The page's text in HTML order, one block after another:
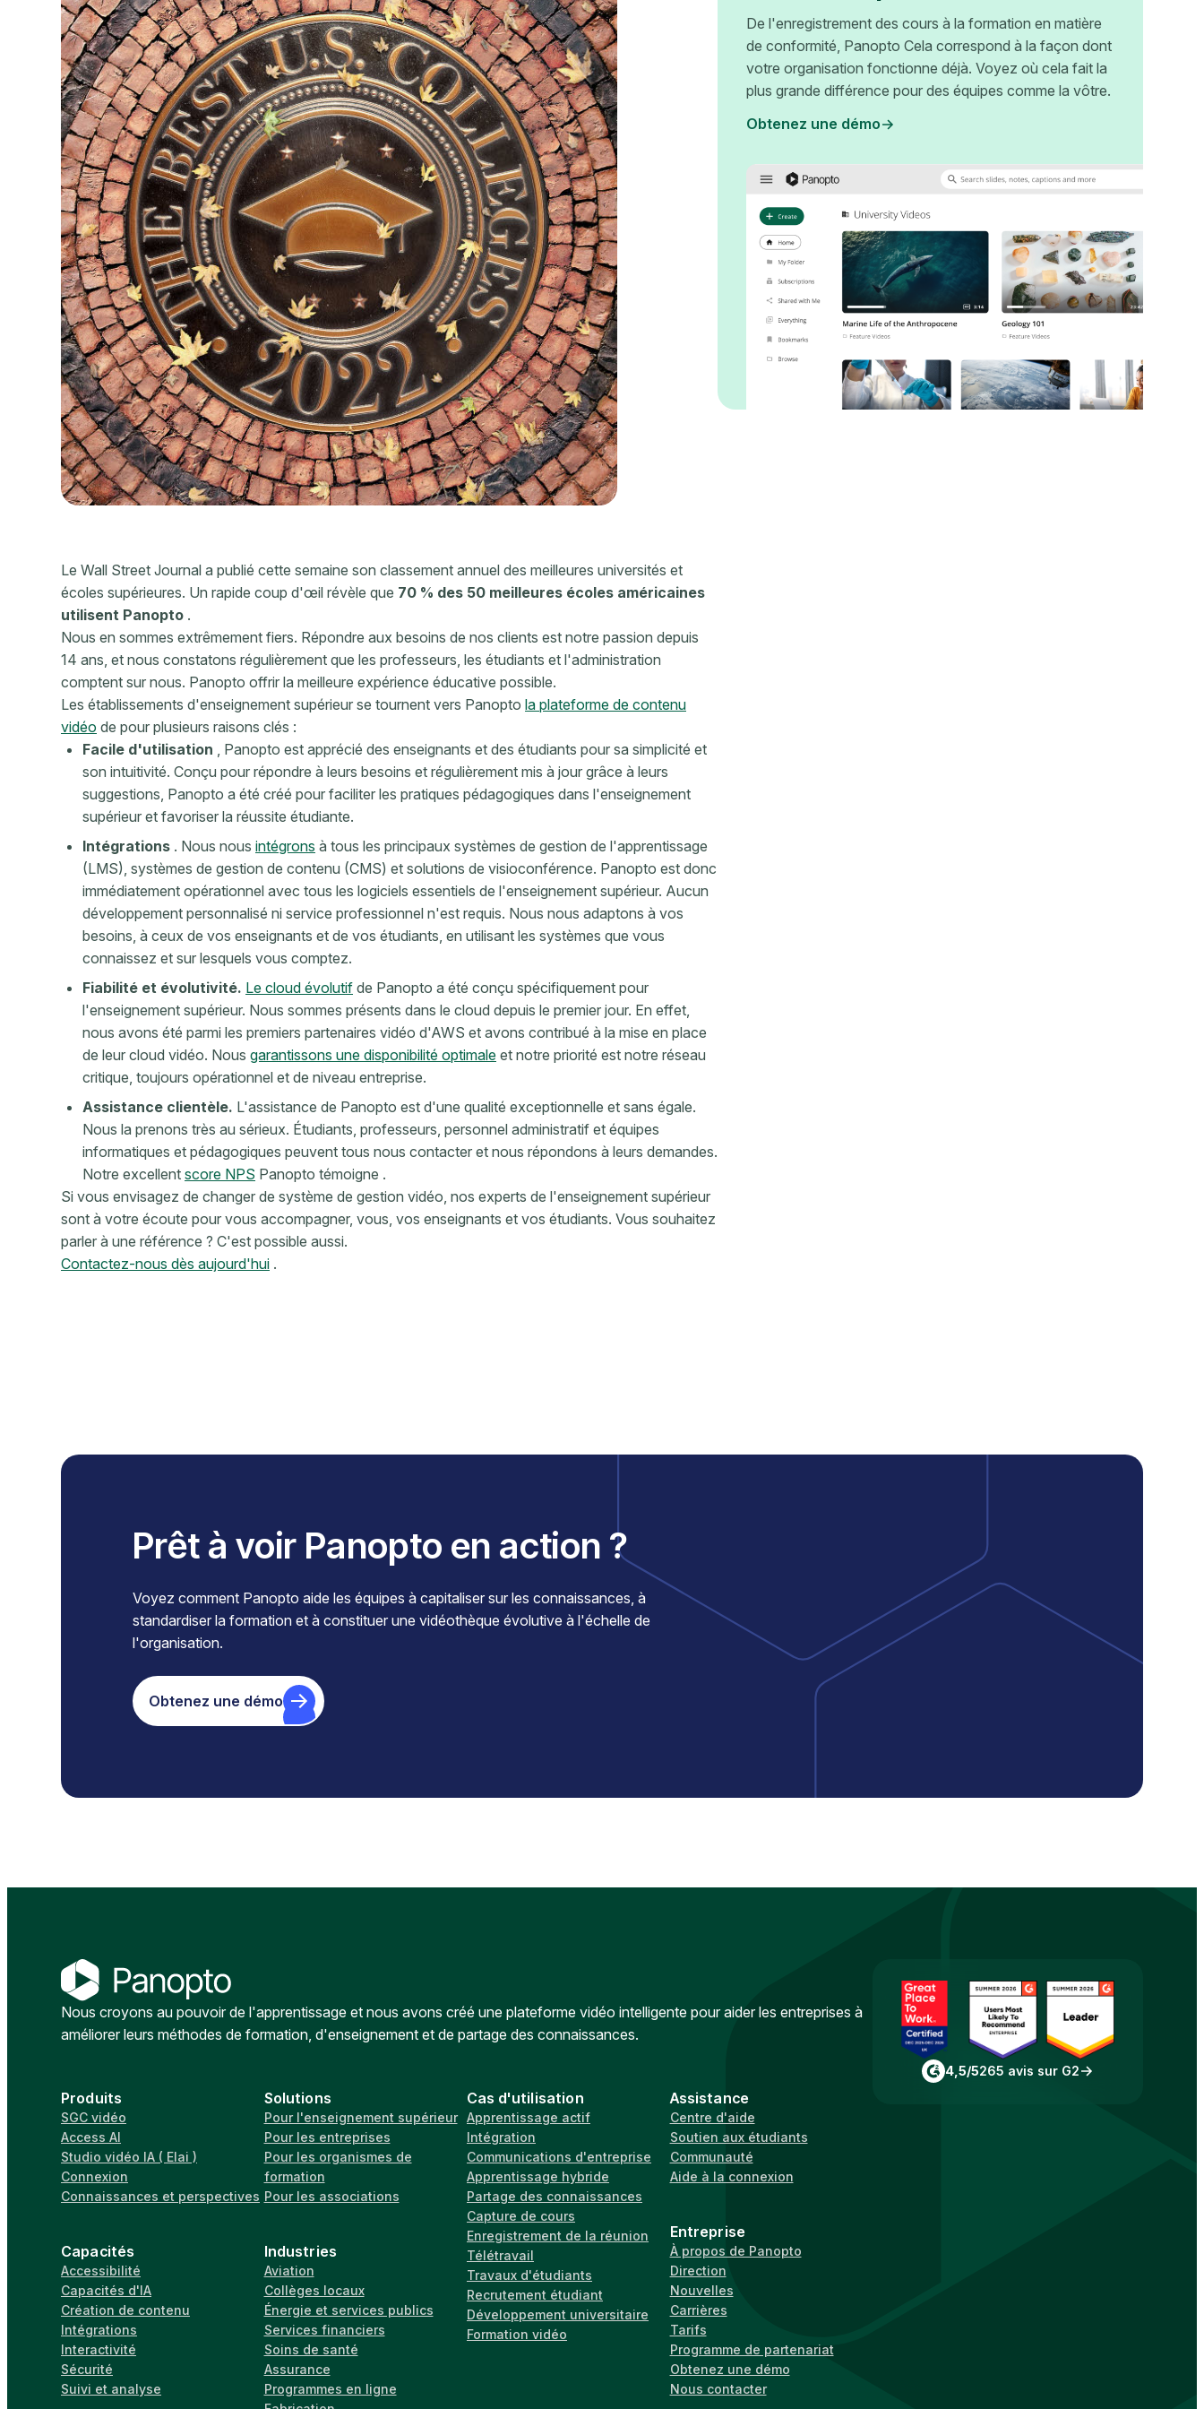
Le Wall Street Journal a publié cette semaine son classement annuel des meilleures universités et
écoles supérieures. Un rapide coup d'œil révèle que 70 % des 50 meilleures écoles américaines
utilisent Panopto .
Nous en sommes extrêmement fiers. Répondre aux besoins de nos clients est notre passion depuis
14 ans, et nous constatons régulièrement que les professeurs, les étudiants et l'administration
comptent sur nous. Panopto offrir la meilleure expérience éducative possible.
Les établissements d'enseignement supérieur se tournent vers Panopto la plateforme de contenu
vidéo de pour plusieurs raisons clés :
Facile d'utilisation , Panopto est apprécié des enseignants et des étudiants pour sa simplicité et
son intuitivité. Conçu pour répondre à leurs besoins et régulièrement mis à jour grâce à leurs
suggestions, Panopto a été créé pour faciliter les pratiques pédagogiques dans l'enseignement
supérieur et favoriser la réussite étudiante.
Intégrations . Nous nous intégrons à tous les principaux systèmes de gestion de l'apprentissage
(LMS), systèmes de gestion de contenu (CMS) et solutions de visioconférence. Panopto est donc
immédiatement opérationnel avec tous les logiciels essentiels de l'enseignement supérieur. Aucun
développement personnalisé ni service professionnel n'est requis. Nous nous adaptons à vos
besoins, à ceux de vos enseignants et de vos étudiants, en utilisant les systèmes que vous
connaissez et sur lesquels vous comptez.
Fiabilité et évolutivité. Le cloud évolutif de Panopto a été conçu spécifiquement pour
l'enseignement supérieur. Nous sommes présents dans le cloud depuis le premier jour. En effet,
nous avons été parmi les premiers partenaires vidéo d'AWS et avons contribué à la mise en place
de leur cloud vidéo. Nous garantissons une disponibilité optimale et notre priorité est notre réseau
critique, toujours opérationnel et de niveau entreprise.
Assistance clientèle. L'assistance de Panopto est d'une qualité exceptionnelle et sans égale.
Nous la prenons très au sérieux. Étudiants, professeurs, personnel administratif et équipes
informatiques et pédagogiques peuvent tous nous contacter et nous répondons à leurs demandes.
Notre excellent score NPS Panopto témoigne .
Si vous envisagez de changer de système de gestion vidéo, nos experts de l'enseignement supérieur
sont à votre écoute pour vous accompagner, vous, vos enseignants et vos étudiants. Vous souhaitez
parler à une référence ? C'est possible aussi.
Contactez-nous dès aujourd'hui .
De l'enregistrement des cours à la formation en matière
de conformité, Panopto Cela correspond à la façon dont
votre organisation fonctionne déjà. Voyez où cela fait la
plus grande différence pour des équipes comme la vôtre.
Obtenez une démo
Prêt à voir Panopto en action ?
Voyez comment Panopto aide les équipes à capitaliser sur les connaissances, à
standardiser la formation et à constituer une vidéothèque évolutive à l'échelle de
l'organisation.
Obtenez une démo
Nous croyons au pouvoir de l'apprentissage et nous avons créé une plateforme vidéo intelligente pour aider les entreprises à
améliorer leurs méthodes de formation, d'enseignement et de partage des connaissances.
Produits
SGC vidéo
Access AI
Studio vidéo IA ( Elai )
Connexion
Connaissances et perspectives
Capacités
Accessibilité
Capacités d'IA
Création de contenu
Intégrations
Interactivité
Sécurité
Suivi et analyse
Solutions
Pour l'enseignement supérieur
Pour les entreprises
Pour les organismes de
formation
Pour les associations
Industries
Aviation
Collèges locaux
Énergie et services publics
Services financiers
Soins de santé
Assurance
Programmes en ligne
Cas d'utilisation
Apprentissage actif
Intégration
Communications d'entreprise
Apprentissage hybride
Partage des connaissances
Capture de cours
Enregistrement de la réunion
Télétravail
Travaux d'étudiants
Recrutement étudiant
Développement universitaire
Formation vidéo
Assistance
Centre d'aide
Soutien aux étudiants
Communauté
Aide à la connexion
Entreprise
À propos de Panopto
Direction
Nouvelles
Carrières
Tarifs
Programme de partenariat
Obtenez une démo
Nous contacter
4,5/5265 avis sur G2